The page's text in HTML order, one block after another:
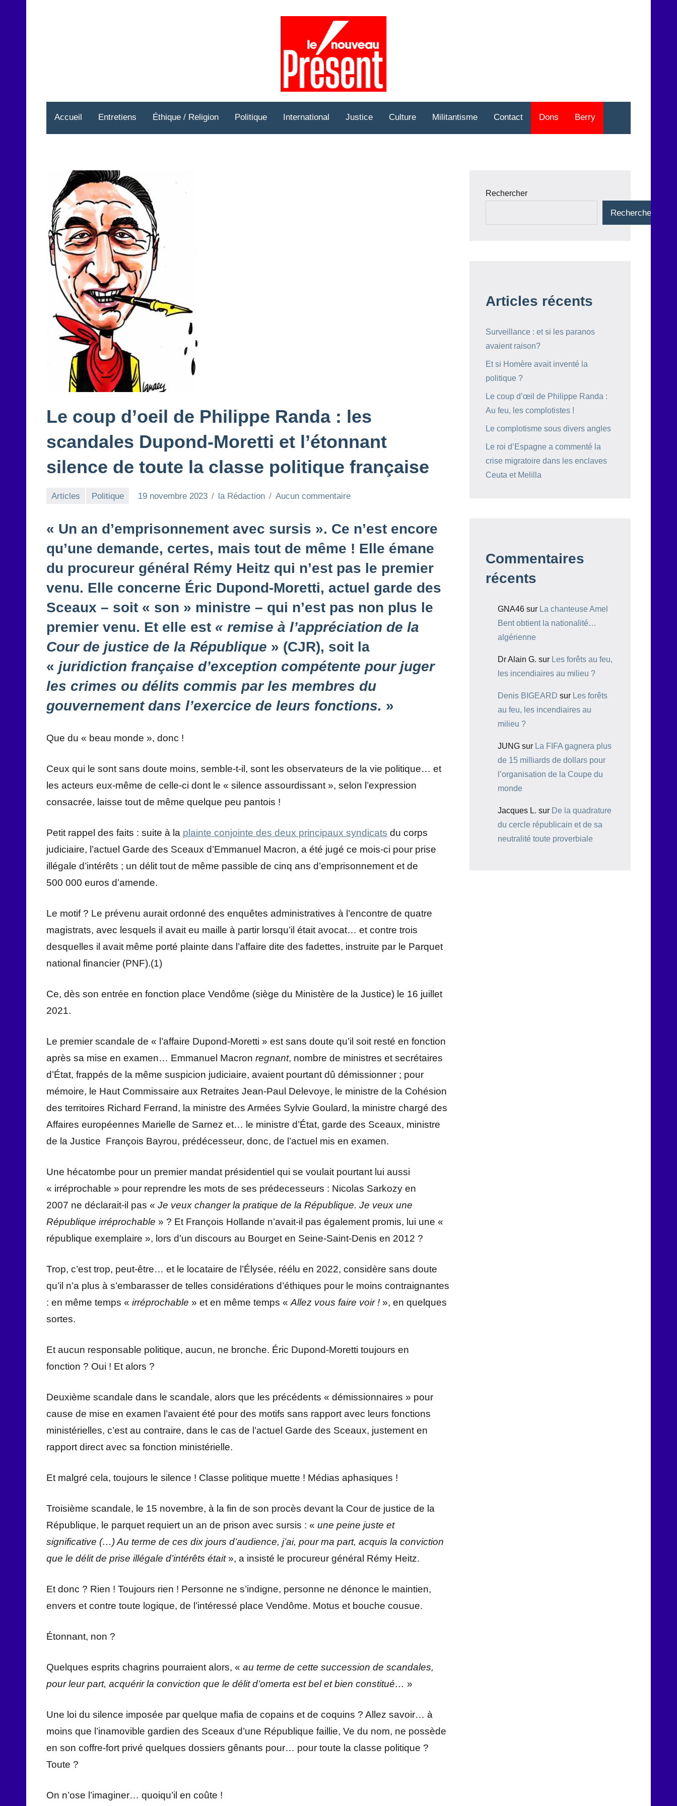
Accueil Entretiens Éthique / Religion Politique International Justice Culture Militantisme Contact Dons Berry
Le coup d’oeil de Philippe Randa : les
scandales Dupond-Moretti et l’étonnant
silence de toute la classe politique française
Articles Politique 19 novembre 2023 la Rédaction Aucun commentaire
« Un an d’emprisonnement avec sursis ». Ce n’est encore
qu’une demande, certes, mais tout de même ! Elle émane
du procureur général Rémy Heitz qui n’est pas le premier
venu. Elle concerne Éric Dupond-Moretti, actuel garde des
Sceaux – soit « son » ministre – qui n’est pas non plus le
premier venu. Et elle est « remise à l’appréciation de la
Cour de justice de la République » (CJR), soit la
« juridiction française d’exception compétente pour juger
les crimes ou délits commis par les membres du
gouvernement dans l’exercice de leurs fonctions. »
Que du « beau monde », donc !
Ceux qui le sont sans doute moins, semble-t-il, sont les observateurs de la vie politique… et
les acteurs eux-même de celle-ci dont le « silence assourdissant », selon l’expression
consacrée, laisse tout de même quelque peu pantois !
Petit rappel des faits : suite à la plainte conjointe des deux principaux syndicats du corps
judiciaire, l’actuel Garde des Sceaux d’Emmanuel Macron, a été jugé ce mois-ci pour prise
illégale d’intérêts ; un délit tout de même passible de cinq ans d’emprisonnement et de
500 000 euros d’amende.
Le motif ? Le prévenu aurait ordonné des enquêtes administratives à l’encontre de quatre
magistrats, avec lesquels il avait eu maille à partir lorsqu’il était avocat… et contre trois
desquelles il avait même porté plainte dans l’affaire dite des fadettes, instruite par le Parquet
national financier (PNF).(1)
Ce, dès son entrée en fonction place Vendôme (siège du Ministère de la Justice) le 16 juillet
2021.
Le premier scandale de « l’affaire Dupond-Moretti » est sans doute qu’il soit resté en fonction
après sa mise en examen… Emmanuel Macron regnant, nombre de ministres et secrétaires
d’État, frappés de la même suspicion judiciaire, avaient pourtant dû démissionner ; pour
mémoire, le Haut Commissaire aux Retraites Jean-Paul Delevoye, le ministre de la Cohésion
des territoires Richard Ferrand, la ministre des Armées Sylvie Goulard, la ministre chargé des
Affaires européennes Marielle de Sarnez et… le ministre d’État, garde des Sceaux, ministre
de la Justice François Bayrou, prédécesseur, donc, de l’actuel mis en examen.
Une hécatombe pour un premier mandat présidentiel qui se voulait pourtant lui aussi
« irréprochable » pour reprendre les mots de ses prédecesseurs : Nicolas Sarkozy en
2007 ne déclarait-il pas « Je veux changer la pratique de la République. Je veux une
République irréprochable » ? Et François Hollande n’avait-il pas également promis, lui une «
république exemplaire », lors d’un discours au Bourget en Seine-Saint-Denis en 2012 ?
Trop, c’est trop, peut-être… et le locataire de l’Élysée, réélu en 2022, considère sans doute
qu’il n’a plus à s’embarasser de telles considérations d’éthiques pour le moins contraignantes
: en même temps « irréprochable » et en même temps «Allez vous faire voir ! », en quelques
sortes.
Et aucun responsable politique, aucun, ne bronche. Éric Dupond-Moretti toujours en
fonction ? Oui ! Et alors ?
Deuxième scandale dans le scandale, alors que les précédents « démissionnaires » pour
cause de mise en examen l’avaient été pour des motifs sans rapport avec leurs fonctions
ministérielles, c’est au contraire, dans le cas de l’actuel Garde des Sceaux, justement en
rapport direct avec sa fonction ministérielle.
Et malgré cela, toujours le silence ! Classe politique muette ! Médias aphasiques !
Troisième scandale, le 15 novembre, à la fin de son procès devant la Cour de justice de la
République, le parquet requiert un an de prison avec sursis : « une peine juste et
significative (…)Au terme de ces dix jours d’audience, j’ai, pour ma part, acquis la conviction
que le délit de prise illégale d’intérêts était», a insisté le procureur général Rémy Heitz.
Et donc ? Rien ! Toujours rien ! Personne ne s’indigne, personne ne dénonce le maintien,
envers et contre toute logique, de l’intéressé place Vendôme. Motus et bouche cousue.
Étonnant, non ?
Quelques esprits chagrins pourraient alors, « au terme de cette succession de scandales,
pour leur part, acquérir la conviction que le délit d’omerta est bel et bien constitué… »
Une loi du silence imposée par quelque mafia de copains et de coquins ? Allez savoir… à
moins que l’inamovible gardien des Sceaux d’une République faillie, Ve du nom, ne possède
en son coffre-fort privé quelques dossiers gênants pour… pour toute la classe politique ?
Toute ?
On n’ose l’imaginer… quoiqu’il en coûte !
Rechercher
Rechercher
Articles récents
Surveillance : et si les paranos
avaient raison?
Et si Homère avait inventé la
politique ?
Le coup d’œil de Philippe Randa :
Au feu, les complotistes !
Le complotisme sous divers angles
Le roi d’Espagne a commenté la
crise migratoire dans les enclaves
Ceuta et Melilla
Commentaires
récents
GNA46 sur La chanteuse Amel
Bent obtient la nationalité…
algérienne
Dr Alain G. sur Les forêts au feu,
les incendiaires au milieu ?
Denis BIGEARD sur Les forêts
au feu, les incendiaires au
milieu ?
JUNG sur La FIFA gagnera plus
de 15 milliards de dollars pour
l’organisation de la Coupe du
monde
Jacques L. sur De la quadrature
du cercle républicain et de sa
neutralité toute proverbiale